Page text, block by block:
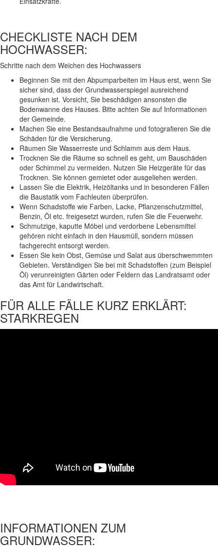
CHECKLISTE NACH DEM
HOCHWASSER:
Schritte nach dem Weichen des Hochwassers
Beginnen Sie mit den Abpumparbeiten im Haus erst, wenn Sie
sicher sind, dass der Grundwasserspiegel ausreichend
gesunken ist. Vorsicht, Sie beschädigen ansonsten die
Bodenwanne des Hauses. Bitte achten Sie auf Informationen
der Gemeinde.
Machen Sie eine Bestandsaufnahme und fotografieren Sie die
Schäden für die Versicherung.
Räumen Sie Wasserreste und Schlamm aus dem Haus.
Trocknen Sie die Räume so schnell es geht, um Bauschäden
oder Schimmel zu vermeiden. Nutzen Sie Heizgeräte für das
Trocknen. Sie können gemietet oder ausgeliehen werden.
Lassen Sie die Elektrik, Heizöltanks und in besonderen Fällen
die Baustatik vom Fachleuten überprüfen.
Wenn Schadstoffe wie Farben, Lacke, Pflanzenschutzmittel,
Benzin, Öl etc. freigesetzt wurden, rufen Sie die Feuerwehr.
Schmutzige, kaputte Möbel und verdorbene Lebensmittel
gehören nicht einfach in den Hausmüll, sondern müssen
fachgerecht entsorgt werden.
Essen Sie kein Obst, Gemüse und Salat aus überschwemmten
Gebieten. Verständigen Sie bei mit Schadstoffen (zum Beispiel
Öl) verunreinigten Gärten oder Feldern das Landratsamt oder
das Amt für Landwirtschaft.
FÜR ALLE FÄLLE KURZ ERKLÄRT:
STARKREGEN
INFORMATIONEN ZUM
GRUNDWASSER: